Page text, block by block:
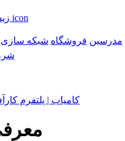
مدرسین فروشگاه شبکه سازی
کامیاب | پلتفرم